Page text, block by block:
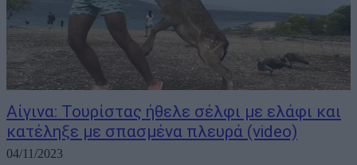
Αίγινα: Τουρίστας ήθελε σέλφι με ελάφι και
κατέληξε με σπασμένα πλευρά (video)
04/11/2023